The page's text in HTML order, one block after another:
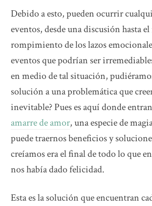
Debido a esto, pueden ocurrir
eventos, desde una discusión hasta
rompimiento de los lazos
eventos que podrían ser
en medio de tal situación,
solución a una problemática que
inevitable? Pues es aquí donde
amarre de amor, una especie de
puede traernos beneficios y
creíamos era el final de todo lo que
nos había dado felicidad.
Esta es la solución que encuentran